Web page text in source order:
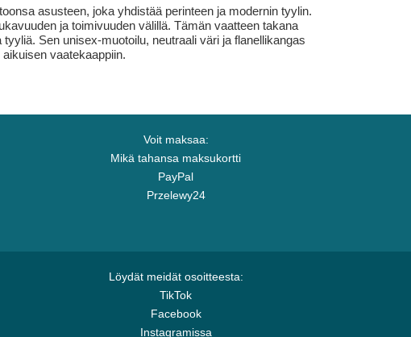
asusteen, joka yhdistää perinteen ja modernin tyylin.
ja toimivuuden välillä. Tämän vaatteen takana
Sen unisex-muotoilu, neutraali väri ja flanellikangas
vaatekaappiin.
Voit maksaa:
Mikä tahansa maksukortti
PayPal
Przelewy24
Löydät meidät osoitteesta:
TikTok
Facebook
Instagramissa